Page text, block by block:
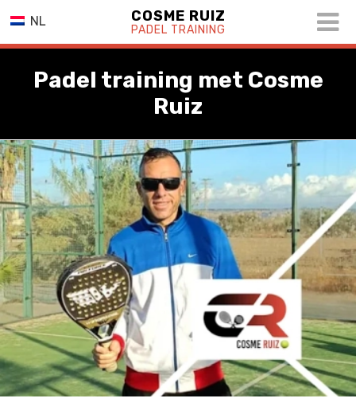
COSME RUIZ
PADEL TRAINING
NL
Padel training met Cosme
Ruiz